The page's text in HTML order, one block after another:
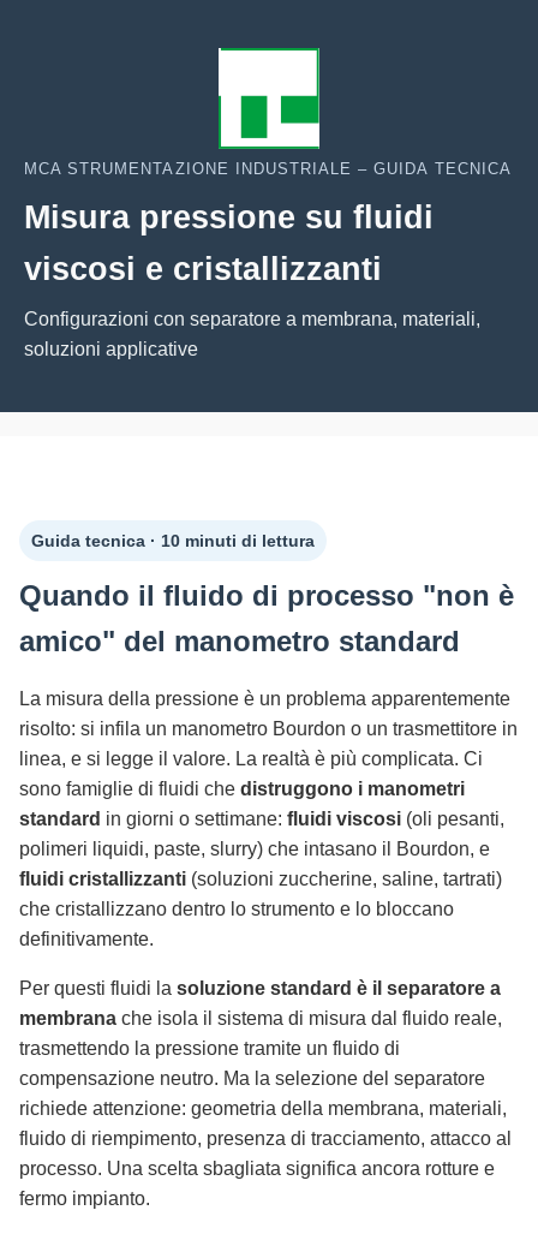
MCA STRUMENTAZIONE INDUSTRIALE – GUIDA TECNICA
Misura pressione su fluidi
viscosi e cristallizzanti
Configurazioni con separatore a membrana, materiali,
soluzioni applicative
Guida tecnica · 10 minuti di lettura
Quando il fluido di processo "non è
amico" del manometro standard
La misura della pressione è un problema apparentemente
risolto: si infila un manometro Bourdon o un trasmettitore in
linea, e si legge il valore. La realtà è più complicata. Ci
sono famiglie di fluidi che distruggono i manometri
standard in giorni o settimane: fluidi viscosi (oli pesanti,
polimeri liquidi, paste, slurry) che intasano il Bourdon, e
fluidi cristallizzanti (soluzioni zuccherine, saline, tartrati)
che cristallizzano dentro lo strumento e lo bloccano
definitivamente.
Per questi fluidi la soluzione standard è il separatore a
membrana che isola il sistema di misura dal fluido reale,
trasmettendo la pressione tramite un fluido di
compensazione neutro. Ma la selezione del separatore
richiede attenzione: geometria della membrana, materiali,
fluido di riempimento, presenza di tracciamento, attacco al
processo. Una scelta sbagliata significa ancora rotture e
fermo impianto.